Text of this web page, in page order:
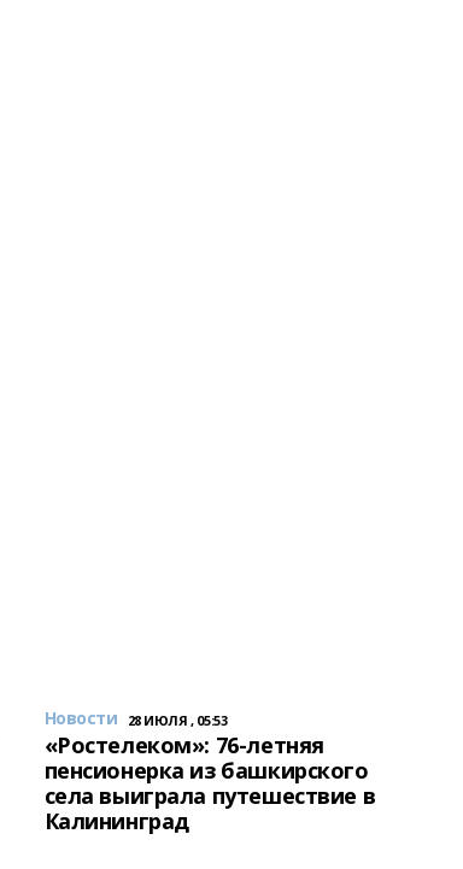
Новости 28 ИЮЛЯ , 05:53
«Ростелеком»: 76-летняя
пенсионерка из башкирского
села выиграла путешествие в
Калининград